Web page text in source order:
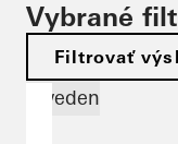
Vybrané
Filtrovať
Sweden